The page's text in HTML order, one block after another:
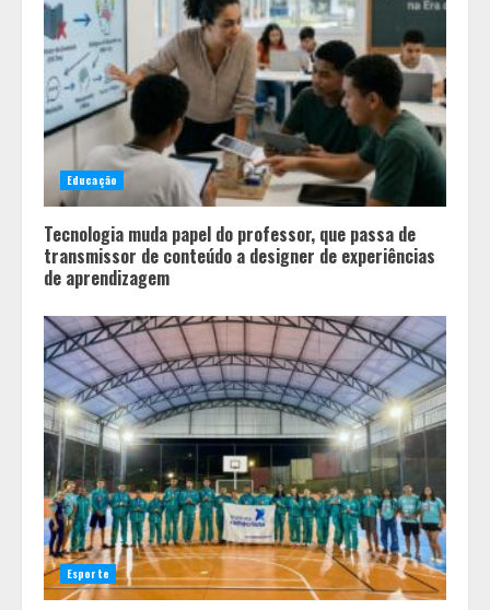
3
Grandes marcas, preços baixos e
uma causa que transforma vidas
Tecnologia que “lê” o solo
transforma manejo agrícola e
comprova ganhos de produtividade
Educação
Tecnologia muda papel do professor, que passa de
transmissor de conteúdo a designer de experiências
de aprendizagem
Esporte